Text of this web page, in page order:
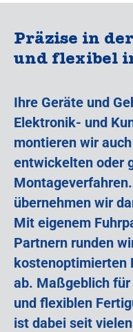
Präzise in
und flexibel
Ihre Geräte und
Elektronik- und
montieren wir
entwickelten oder
übernehmen wir
Mit eigenem
Partnern runden
kostenoptimierten
ab. Maßgeblich
und flexiblen
ist dabei seit